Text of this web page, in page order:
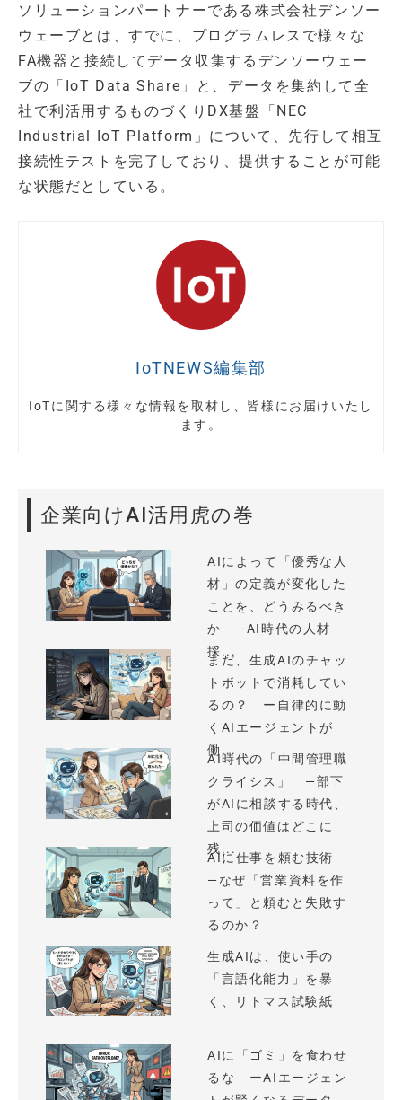
ソリューションパートナーである株式会社デンソー
ウェーブとは、すでに、プログラムレスで様々な
FA機器と接続してデータ収集するデンソーウェー
ブの「IoT Data Share」と、データを集約して全
社で利活用するものづくりDX基盤「NEC
Industrial IoT Platform」について、先行して相互
接続性テストを完了しており、提供することが可能
な状態だとしている。
IoTNEWS編集部
IoTに関する様々な情報を取材し、皆様にお届けいたし
ます。
企業向けAI活用虎の巻
AIによって「優秀な人
材」の定義が変化した
ことを、どうみるべき
か —AI時代の人材
採...
まだ、生成AIのチャッ
トボットで消耗してい
るの？ ー自律的に動
くAIエージェントが
働...
AI時代の「中間管理職
クライシス」 —部下
がAIに相談する時代、
上司の価値はどこに
残...
AIに仕事を頼む技術
—なぜ「営業資料を作
って」と頼むと失敗す
るのか？
生成AIは、使い手の
「言語化能力」を暴
く、リトマス試験紙
AIに「ゴミ」を食わせ
るな ーAIエージェン